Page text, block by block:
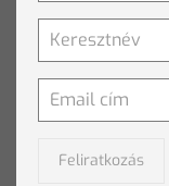
KAPCSOLÓDÓ
Preventív
Feliratkozás